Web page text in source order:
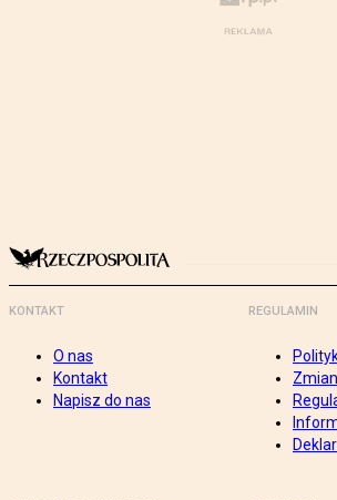
KONTAKT
O nas
Kontakt
Napisz do nas
REGULAMIN